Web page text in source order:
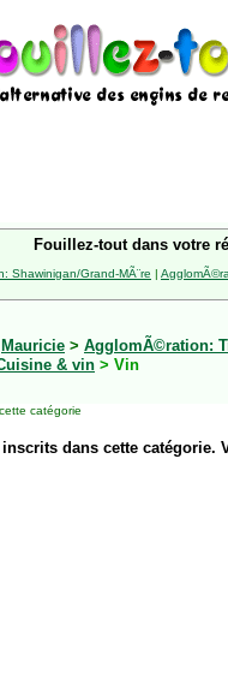
Fouillez-tout dans votre
Shawinigan/Grand-MÃ¨re |
Mauricie > AgglomÃ©ration:
& vin > Vin
catégorie
inscrits dans cette